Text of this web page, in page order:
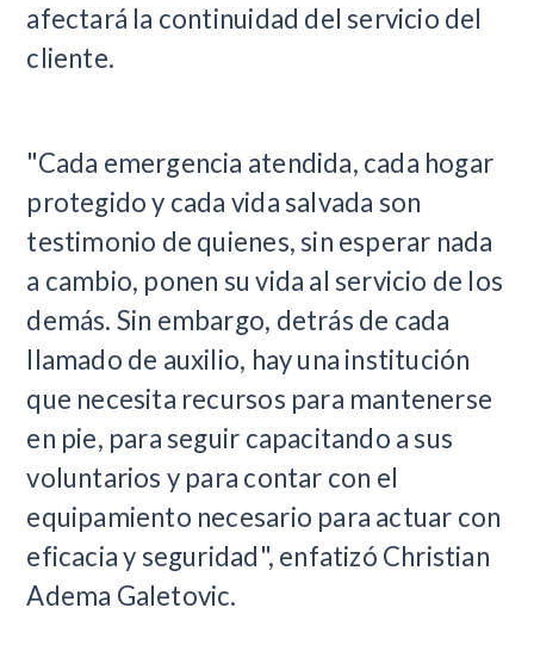
afectará la continuidad del servicio del
cliente.
"Cada emergencia atendida, cada hogar
protegido y cada vida salvada son
testimonio de quienes, sin esperar nada
a cambio, ponen su vida al servicio de los
demás. Sin embargo, detrás de cada
llamado de auxilio, hay una institución
que necesita recursos para mantenerse
en pie, para seguir capacitando a sus
voluntarios y para contar con el
equipamiento necesario para actuar con
eficacia y seguridad", enfatizó Christian
Adema Galetovic.